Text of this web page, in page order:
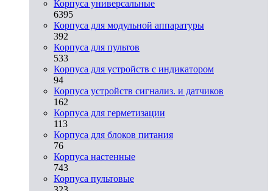
Корпуса универсальные
6395
Корпуса для модульной аппаратуры
392
Корпуса для пультов
533
Корпуса для устройств с индикатором
94
Корпуса устройств сигнализ. и датчиков
162
Корпуса для герметизации
113
Корпуса для блоков питания
76
Корпуса настенные
743
Корпуса пультовые